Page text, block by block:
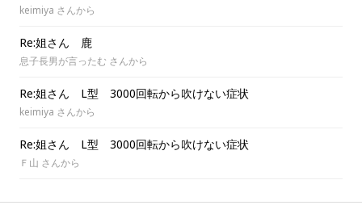
keimiya さんから
Re:姐さん 鹿
息子長男が言ったむ さんから
Re:姐さん L型 3000回転から吹けない症状
keimiya さんから
Re:姐さん L型 3000回転から吹けない症状
Ｆ山 さんから